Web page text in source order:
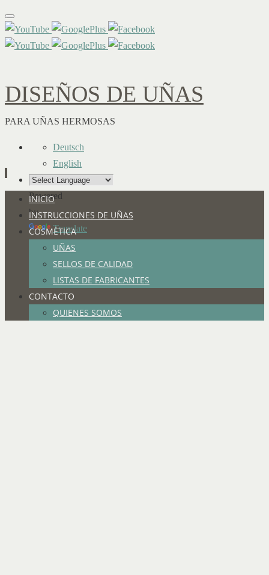
DISEÑOS DE UÑAS
PARA UÑAS HERMOSAS
Deutsch
English
Powered
by
Translate
contenido
INICIO
INSTRUCCIONES DE UÑAS
COSMÉTICA
UÑAS
SELLOS DE CALIDAD
LISTAS DE FABRICANTES
CONTACTO
QUIENES SOMOS